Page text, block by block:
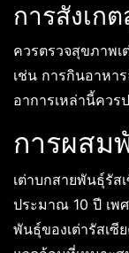
การสังเก
ควรตรวจสุขภาพเ
เช่น การกินอาหา
อาการเหล่านี้คว
การผสม
เต่าบกสายพันธุ์รัส
ประมาณ 10 ปี เพ
พันธุ์ของเต่ารัสเซี